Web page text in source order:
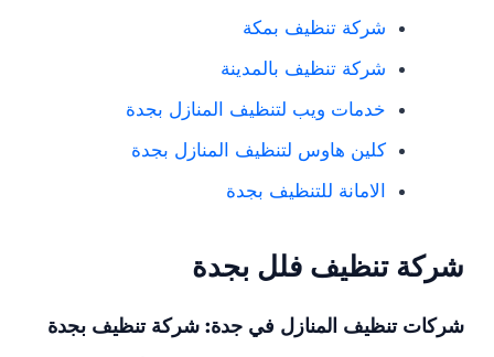
شركة تنظيف بمكة
شركة تنظيف بالمدينة
خدمات ويب لتنظيف المنازل بجدة
كلين هاوس لتنظيف المنازل بجدة
الامانة للتنظيف بجدة
شركة تنظيف فلل بجدة
شركات تنظيف المنازل في جدة: شركة تنظيف بجدة